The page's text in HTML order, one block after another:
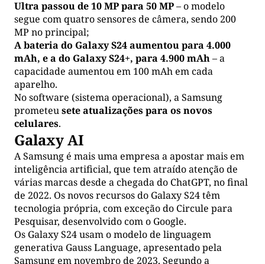
Ultra passou de 10 MP para 50 MP– o modelo
segue com quatro sensores de câmera, sendo 200
MP no principal;
A bateria do Galaxy S24 aumentou para 4.000
mAh, e a do Galaxy S24+, para 4.900 mAh– a
capacidade aumentou em 100 mAh em cada
aparelho.
No software (sistema operacional), a Samsung
prometeusete atualizações para os novos
celulares.
Galaxy AI
A Samsung é mais uma empresa a apostar mais em
inteligência artificial, que tem atraído atenção de
várias marcas desde a chegada do ChatGPT, no final
de 2022. Os novos recursos do Galaxy S24 têm
tecnologia própria, com exceção do Circule para
Pesquisar, desenvolvido com o Google.
Os Galaxy S24 usam o modelo de linguagem
generativa Gauss Language, apresentado pela
Samsung em novembro de 2023. Segundo a